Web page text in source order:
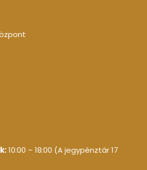
10:00 – 18:00 (A jegypénztár 17